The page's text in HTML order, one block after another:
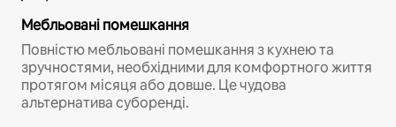
Мебльовані помешкання
Повністю мебльовані помешкання з кухнею та
зручностями, необхідними для комфортного життя
протягом місяця або довше. Це чудова
альтернатива суборенді.